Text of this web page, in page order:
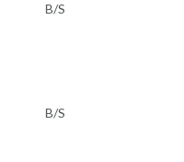
B/S
B/S